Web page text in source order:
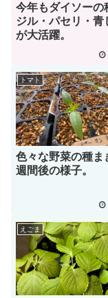
今年もダイソーの
ジル・パセリ・青
が大活躍。
トマト
色々な野菜の種ま
週間後の様子。
えごま